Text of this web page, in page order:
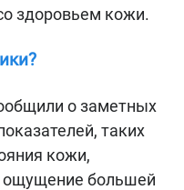
здоровьем кожи.
о заметных
таких
кожи,
ощущение большей